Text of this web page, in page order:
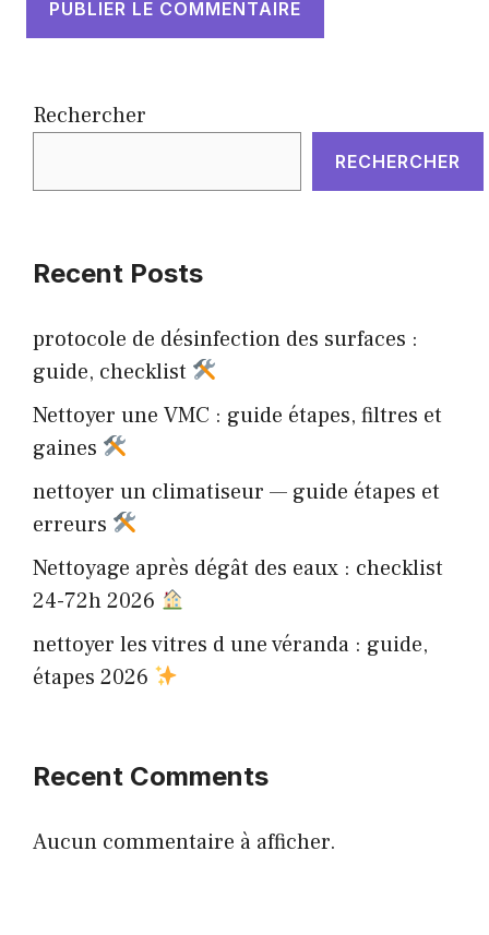
Rechercher
RECHERCHER
Recent Posts
protocole de désinfection des surfaces :
guide, checklist
Nettoyer une VMC : guide étapes, filtres et
gaines
nettoyer un climatiseur — guide étapes et
erreurs
Nettoyage après dégât des eaux : checklist
24-72h 2026
nettoyer les vitres d une véranda : guide,
étapes 2026
Recent Comments
Aucun commentaire à afficher.